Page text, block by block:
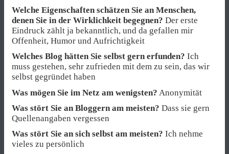
Welche Eigenschaften schätzen Sie an Menschen,
denen Sie in der Wirklichkeit begegnen? Der erste
Eindruck zählt ja bekanntlich, und da gefallen mir
Offenheit, Humor und Aufrichtigkeit
Welches Blog hätten Sie selbst gern erfunden? Ich
muss gestehen, sehr zufrieden mit dem zu sein, das wir
selbst gegründet haben
Was mögen Sie im Netz am wenigsten? Anonymität
Was stört Sie an Bloggern am meisten? Dass sie gern
Quellenangaben vergessen
Was stört Sie an sich selbst am meisten? Ich nehme
vieles zu persönlich